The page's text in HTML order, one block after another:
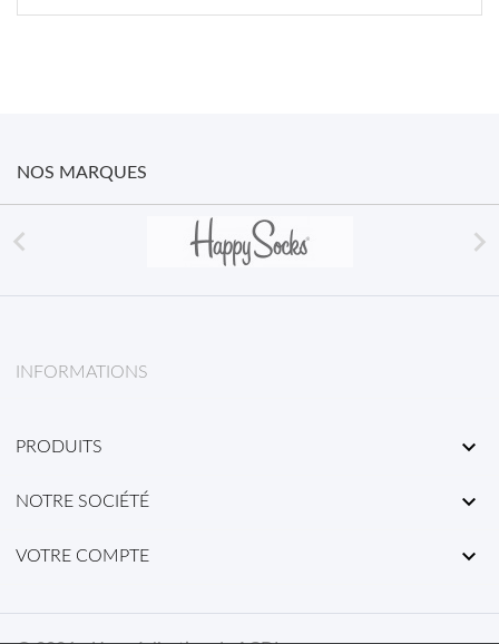
NOS MARQUES
 
INFORMATIONS
PRODUITS 
NOTRE SOCIÉTÉ 
VOTRE COMPTE 